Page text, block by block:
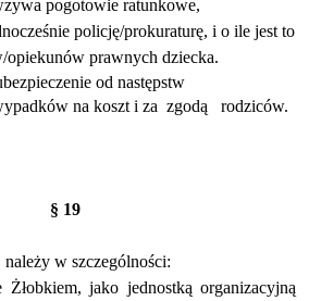
pogotowie ratunkowe,
policję/prokuraturę, i o ile jest to
prawnych dziecka.
od następstw
na koszt i za zgodą rodziców.
§ 19
należy w szczególności:
Żłobkiem, jako jednostką organizacyjną